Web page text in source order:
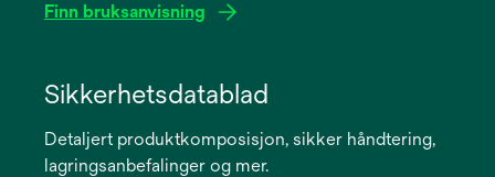
Finn bruksanvisning
new
Sikkerhetsdatablad
Detaljert produktkomposisjon, sikker håndtering,
lagringsanbefalinger og mer.